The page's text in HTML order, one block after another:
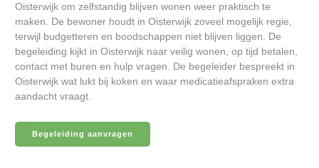
Oisterwijk om zelfstandig blijven wonen weer praktisch te
maken. De bewoner houdt in Oisterwijk zoveel mogelijk regie,
terwijl budgetteren en boodschappen niet blijven liggen. De
begeleiding kijkt in Oisterwijk naar veilig wonen, op tijd betalen,
contact met buren en hulp vragen. De begeleider bespreekt in
Oisterwijk wat lukt bij koken en waar medicatieafspraken extra
aandacht vraagt.
Begeleiding aanvragen